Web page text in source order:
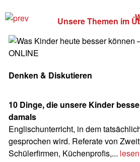
Unsere Themen im
Denken & Diskutieren
10 Dinge, die unsere Kinder besser können als wir
damals
Englischunterricht, in dem
gesprochen wird. Referate von
Schülerfirmen, Küchenprofis,... lesen